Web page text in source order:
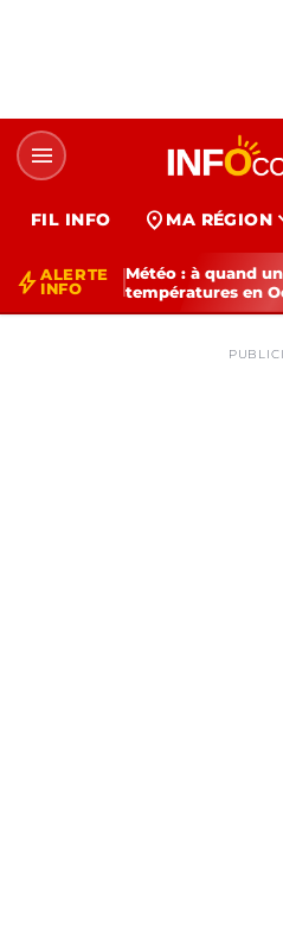
menu
FIL INFO location_on MA RÉGION
bolt ALERTE
INFO
Météo : à quand
températures en